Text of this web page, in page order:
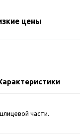
цены
части.